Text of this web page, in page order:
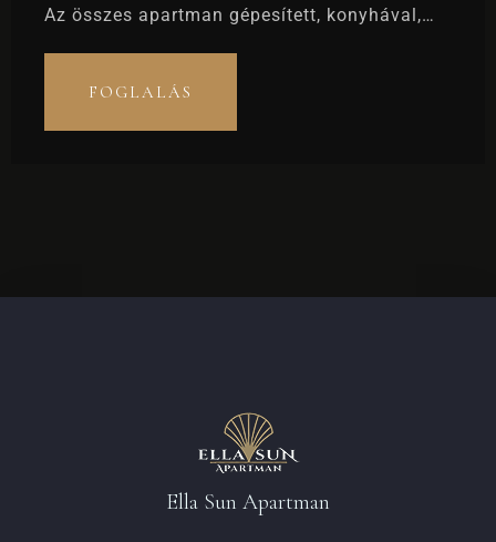
Az összes apartman gépesített, konyhával,
FOGLALÁS
Ella Sun Apartman
Gyermekek